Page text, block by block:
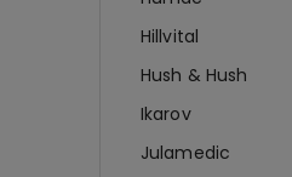
Hillvital
Hush & Hush
Ikarov
Julamedic